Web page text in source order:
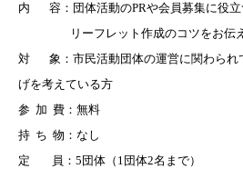
内
容：団体活動のPRや会員募集に役
リーフレット作成のコツをお伝
対
象：市民活動団体の運営に関わら
げを考えている方
参 加 費：無料
持 ち 物：なし
定
員： 5 団体（ 1 団体2名まで）